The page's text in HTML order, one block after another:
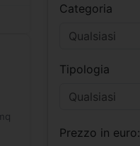
Categoria
Tipologia
Prezzo in euro: